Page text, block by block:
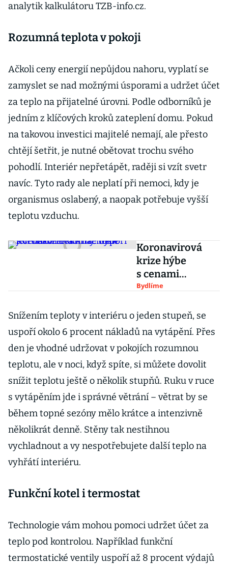
analytik kalkulátoru TZB-info.cz.
Rozumná teplota v pokoji
Ačkoli ceny energií nepůjdou nahoru, vyplatí se
zamyslet se nad možnými úsporami a udržet účet
za teplo na přijatelné úrovni. Podle odborníků je
jedním z klíčových kroků zateplení domu. Pokud
na takovou investici majitelé nemají, ale přesto
chtějí šetřit, je nutné obětovat trochu svého
pohodlí. Interiér nepřetápět, raději si vzít svetr
navíc. Tyto rady ale neplatí při nemoci, kdy je
organismus oslabený, a naopak potřebuje vyšší
teplotu vzduchu.
Koronavirová
krize hýbe
s cenami
elektřiny. Uspoří
domácnosti
Bydlíme
Snížením teploty v interiéru o jeden stupeň, se
uspoří okolo 6 procent nákladů na vytápění. Přes
den je vhodné udržovat v pokojích rozumnou
teplotu, ale v noci, když spíte, si můžete dovolit
snížit teplotu ještě o několik stupňů. Ruku v ruce
s vytápěním jde i správné větrání – větrat by se
během topné sezóny mělo krátce a intenzivně
několikrát denně. Stěny tak nestihnou
vychladnout a vy nespotřebujete další teplo na
vyhřátí interiéru.
Funkční kotel i termostat
Technologie vám mohou pomoci udržet účet za
teplo pod kontrolou. Například funkční
termostatické ventily uspoří až 8 procent výdajů